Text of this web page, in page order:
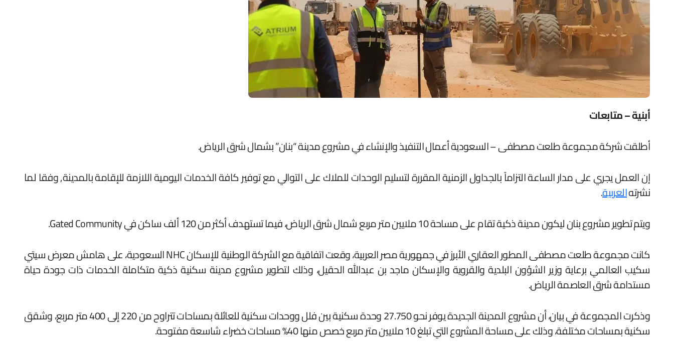
أبنية – متابعات
أطلقت شركة مجموعة طلعت مصطفى – السعودية أعمال التنفيذ والإنشاء في مشروع مدينة “بنان” بشمال شرق الرياض.
إن العمل يجري على مدار الساعة التزاماً بالجداول الزمنية المقررة لتسليم الوحدات للملاك على التوالي مع توفير كافة الخدمات اليومية اللازمة للإقامة بالمدينة, وفقا لما
نشرتهالعربية.
ويتم تطوير مشروع بنان ليكون مدينة ذكية تقام على مساحة 10 ملايين متر مربع شمال شرق الرياض، فيما تستهدف أكثر من 120 ألف ساكن في Gated Community.
كانت مجموعة طلعت مصطفى المطور العقاري الأبرز في جمهورية مصر العربية، وقعت اتفاقية مع الشركة الوطنية للإسكان NHC السعودية، على هامش معرض سيتي
سكيب العالمي برعاية وزير الشؤون البلدية والقروية والإسكان ماجد بن عبدالله الحقيل، وذلك لتطوير مشروع مدينة سكنية ذكية متكاملة الخدمات ذات جودة حياة
مستدامة شرق العاصمة الرياض.
وذكرت المجموعة في بيان، أن مشروع المدينة الجديدة يوفر نحو 27.750 وحدة سكنية بين فلل ووحدات سكنية للعائلة بمساحات تتراوح من 220 إلى 400 متر مربع، وشقق
سكنية بمساحات مختلفة، وذلك على مساحة المشروع التي تبلغ 10 ملايين متر مربع خصص منها 40% مساحات خضراء شاسعة مفتوحة.